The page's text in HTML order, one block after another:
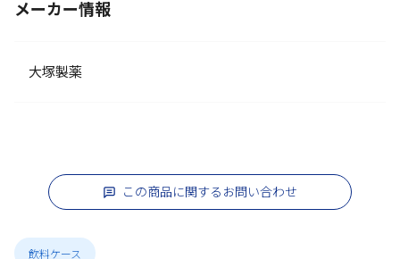
メーカー情報
大塚製薬
この商品に関するお問い合わせ
飲料ケース